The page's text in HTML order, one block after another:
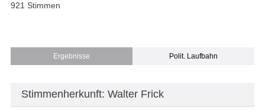
921 Stimmen
Ergebnisse Polit. Laufbahn
Stimmenherkunft: Walter Frick